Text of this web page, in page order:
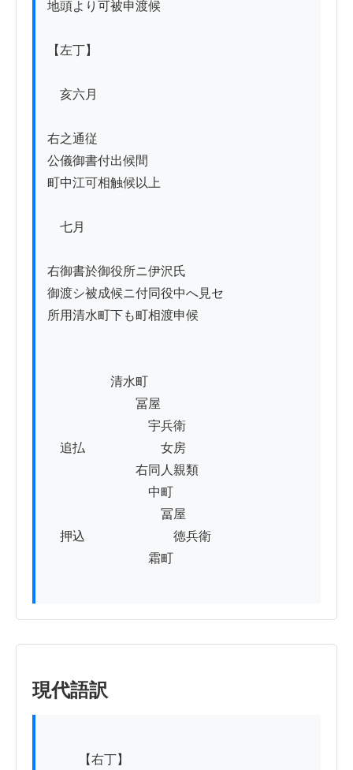
地頭より可被申渡候
【左丁】
亥六月
右之通従
公儀御書付出候間
町中江可相触候以上
七月
右御書於御役所ニ伊沢氏
御渡シ被成候ニ付同役中へ見セ
所用清水町下も町相渡申候
清水町
冨屋
宇兵衛
追払　　　　　　女房
右同人親類
中町
冨屋
押込　　　　　　　徳兵衛
霜町
現代語訳